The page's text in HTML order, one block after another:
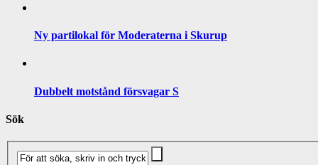
Ny partilokal för Moderaterna i Skurup
Dubbelt motstånd försvagar S
Sök